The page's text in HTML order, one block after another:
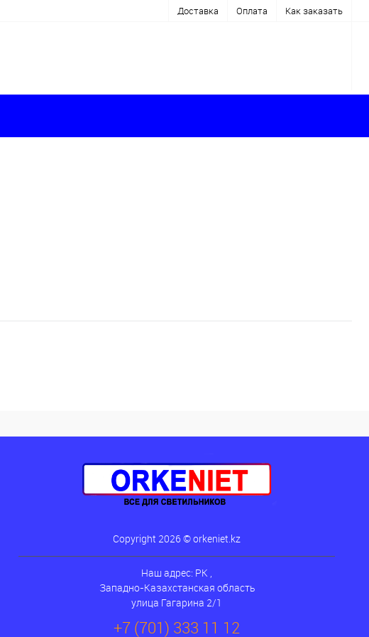
Доставка Оплата Как заказать
Copyright 2026 © orkeniet.kz
Наш адрес: РК ,
Западно-Казахстанская область
улица Гагарина 2/1
+7 (701) 333 11 12